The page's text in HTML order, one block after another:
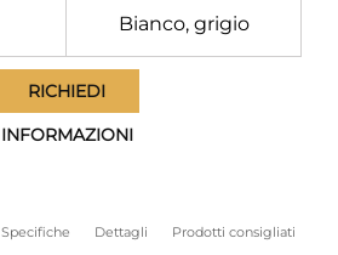
Bianco, grigio
RICHIEDI
INFORMAZIONI
Specifiche Dettagli Prodotti consigliati